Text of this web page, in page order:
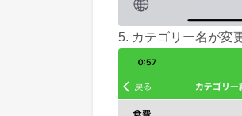
5. カテゴリー名が変